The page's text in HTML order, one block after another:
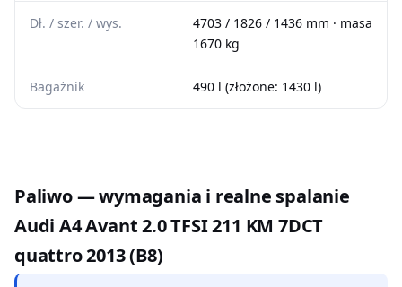
Dł. / szer. / wys.
4703 / 1826 / 1436 mm · masa
1670 kg
Bagażnik 490 l (złożone: 1430 l)
Paliwo — wymagania i realne spalanie
Audi A4 Avant 2.0 TFSI 211 KM 7DCT
quattro 2013 (B8)